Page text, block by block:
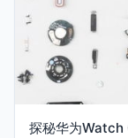
探秘华为Watch